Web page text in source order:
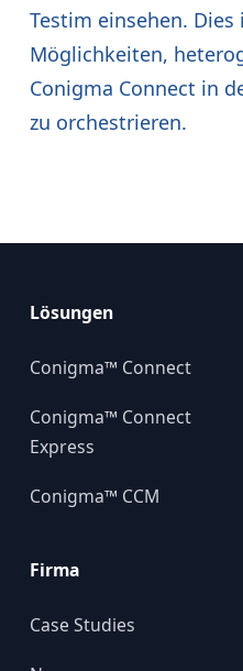
Testim einsehen. Dies
Möglichkeiten,
Conigma Connect in
zu orchestrieren.
Lösungen
Conigma™ Connect
Conigma™ Connect
Express
Conigma™ CCM
Firma
Case Studies